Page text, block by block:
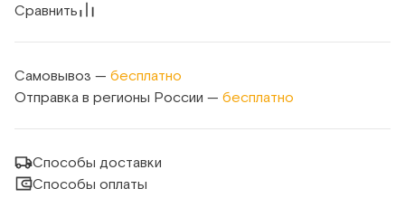
Сравнить
Самовывоз — бесплатно
Отправка в регионы России — бесплатно
Способы доставки
Способы оплаты